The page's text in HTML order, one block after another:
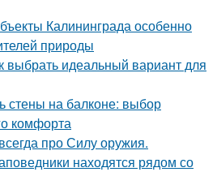
Калининграда особенно
природы
выбрать идеальный вариант для
стены на балконе: выбор
комфорта
про Силу оружия.
находятся рядом со